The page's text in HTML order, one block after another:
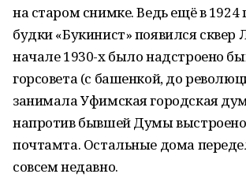
на старом снимке. Ведь ещё в 1924
будки «Букинист» появился сквер
начале 1930-х было надстроено
горсовета (с башенкой, до
занимала Уфимская городская
напротив бывшей Думы
почтамта. Остальные дома
совсем недавно.